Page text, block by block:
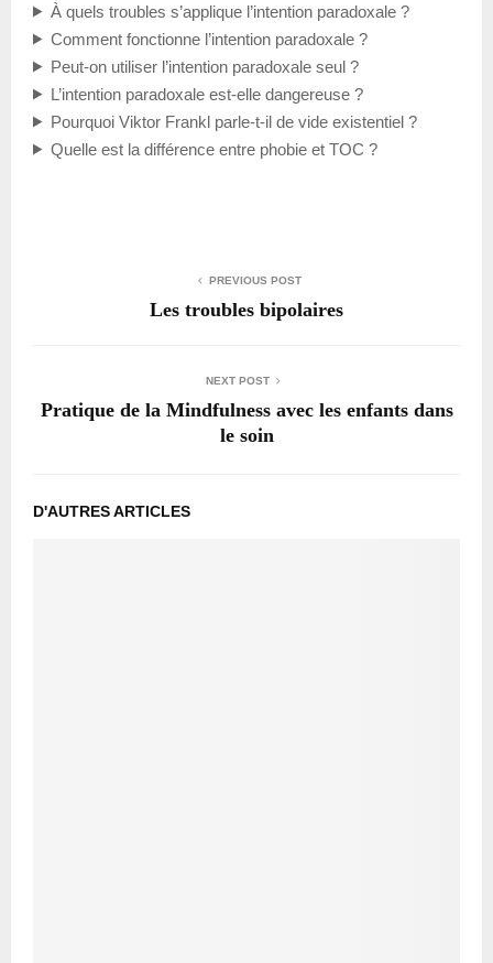
À quels troubles s’applique l’intention paradoxale ?
Comment fonctionne l’intention paradoxale ?
Peut-on utiliser l’intention paradoxale seul ?
L’intention paradoxale est-elle dangereuse ?
Pourquoi Viktor Frankl parle-t-il de vide existentiel ?
Quelle est la différence entre phobie et TOC ?
PREVIOUS POST
Les troubles bipolaires
NEXT POST
Pratique de la Mindfulness avec les enfants dans
le soin
D'AUTRES ARTICLES